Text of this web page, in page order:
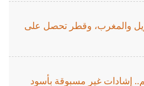
والمغرب، وقطر تحصل على
إشادات غير مسبوقة بأسود